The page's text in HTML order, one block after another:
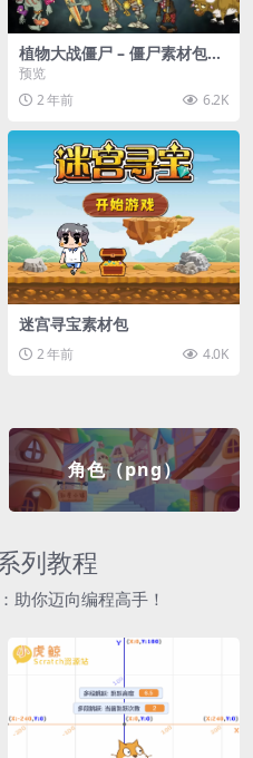
植物大战僵尸 – 僵尸素材包
【可预览】
预览
2 年前
6.2K
迷宫寻宝素材包
2 年前 4.0K
角色（png）
列教程
助你迈向编程高手！